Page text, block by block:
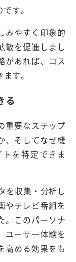
す。
みやすく印象的
散を促進しまし
があれば、コス
す。
る
重要なステップ
、そしてなぜ機
を特定できま
を収集・分析し
やテレビ番組を
。このパーソナ
ユーザー体験を
高める効果をも